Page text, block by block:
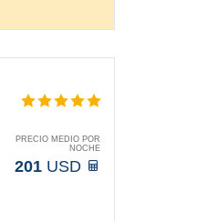
PRECIO MEDIO POR
NOCHE
201 USD